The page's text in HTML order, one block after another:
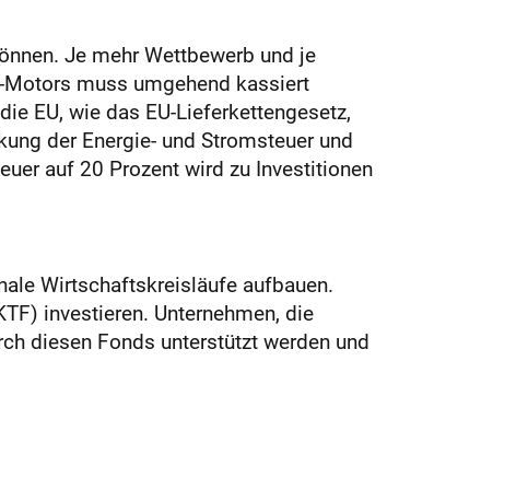
Je mehr Wettbewerb und je
muss umgehend kassiert
EU, wie das EU-Lieferkettengesetz,
der Energie- und Stromsteuer und
auf 20 Prozent wird zu Investitionen
Wirtschaftskreisläufe aufbauen.
investieren. Unternehmen, die
diesen Fonds unterstützt werden und